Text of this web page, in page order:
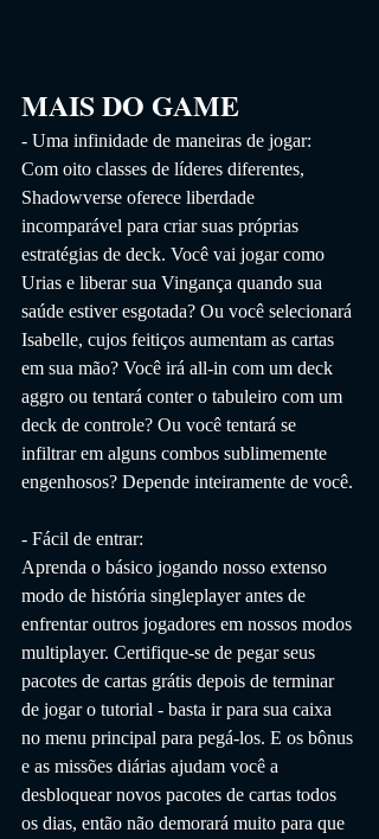
MAIS DO GAME
- Uma infinidade de maneiras de jogar:
Com oito classes de líderes diferentes,
Shadowverse oferece liberdade
incomparável para criar suas próprias
estratégias de deck. Você vai jogar como
Urias e liberar sua Vingança quando sua
saúde estiver esgotada? Ou você selecionará
Isabelle, cujos feitiços aumentam as cartas
em sua mão? Você irá all-in com um deck
aggro ou tentará conter o tabuleiro com um
deck de controle? Ou você tentará se
infiltrar em alguns combos sublimemente
engenhosos? Depende inteiramente de você.
- Fácil de entrar:
Aprenda o básico jogando nosso extenso
modo de história singleplayer antes de
enfrentar outros jogadores em nossos modos
multiplayer. Certifique-se de pegar seus
pacotes de cartas grátis depois de terminar
de jogar o tutorial - basta ir para sua caixa
no menu principal para pegá-los. E os bônus
e as missões diárias ajudam você a
desbloquear novos pacotes de cartas todos
os dias, então não demorará muito para que